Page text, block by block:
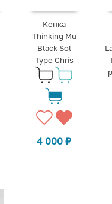
Кепка
Thinking Mu
Black Sol
Type Chris
4 000₽